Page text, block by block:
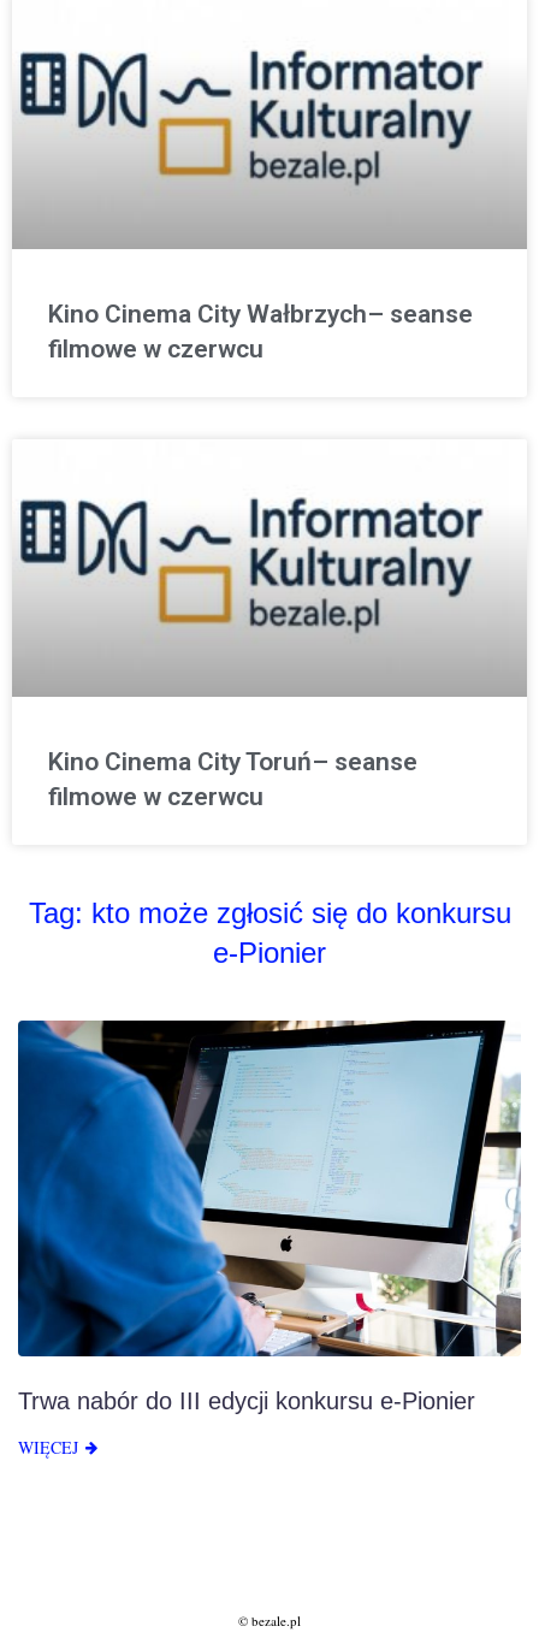
Kino Cinema City Wałbrzych– seanse
filmowe w czerwcu
Kino Cinema City Toruń– seanse
filmowe w czerwcu
Tag: kto może zgłosić się do konkursu
e-Pionier
Trwa nabór do III edycji konkursu e-Pionier
WIĘCEJ
© bezale.pl